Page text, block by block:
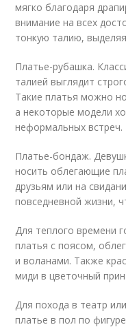
мягко благодаря
внимание на всех
тонкую талию,
Платье-рубашка.
талией выглядит
Такие платья можно
а некоторые модели
неформальных встреч.
Платье-бондаж.
носить облегающие
друзьям или на
повседневной жизни,
Для теплого времени
платья с поясом,
и воланами. Также
миди в цветочный
Для похода в театр
платье в пол по